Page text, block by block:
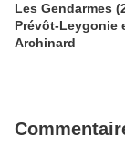
Les Gendarmes
Prévôt-Leygonie
Archinard